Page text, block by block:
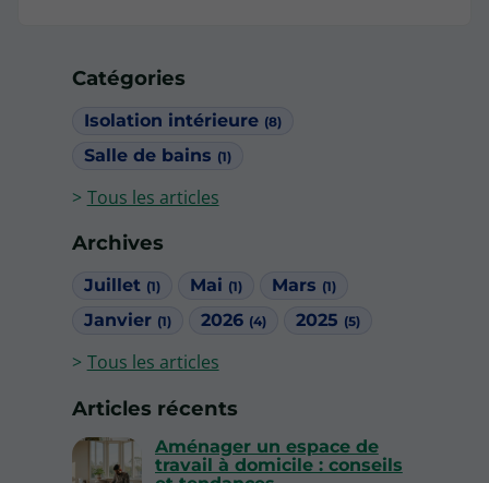
Catégories
Isolation intérieure (8)
Salle de bains (1)
Tous les articles
Archives
Juillet (1) Mai (1) Mars (1)
Janvier (1) 2026 (4) 2025 (5)
Tous les articles
Articles récents
Aménager un espace de
travail à domicile : conseils